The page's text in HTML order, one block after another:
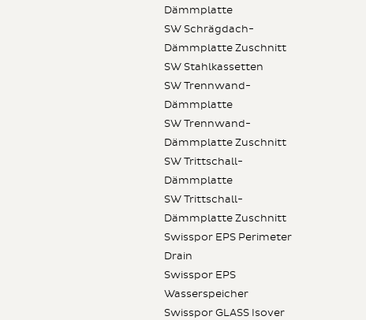
Dämmplatte
SW Schrägdach-
Dämmplatte Zuschnitt
SW Stahlkassetten
SW Trennwand-
Dämmplatte
SW Trennwand-
Dämmplatte Zuschnitt
SW Trittschall-
Dämmplatte
SW Trittschall-
Dämmplatte Zuschnitt
Swisspor EPS Perimeter
Drain
Swisspor EPS
Wasserspeicher
Swisspor GLASS Isover